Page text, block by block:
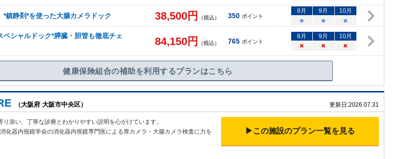
*鎮静剤*を使った大腸カメラドック 38,500円 （税込） 350 ポイント
8月 9月 10月
○
○ ○
ペシャルドック*膵臓・胆管も徹底チェ
84,150円 （税込） 765 ポイント
8月 9月 10月
×
× ×
健康保険組合の補助を利用するプランはこちら
（大阪府 大阪市中央区） 更新日:2026.07.31
添い、丁寧な診療とわかりやすい説明を心がけています。
化器内視鏡学会の消化器内視鏡専門医による胃カメラ・大腸カメラ検査に力を
▶この施設のプラン一覧を見る